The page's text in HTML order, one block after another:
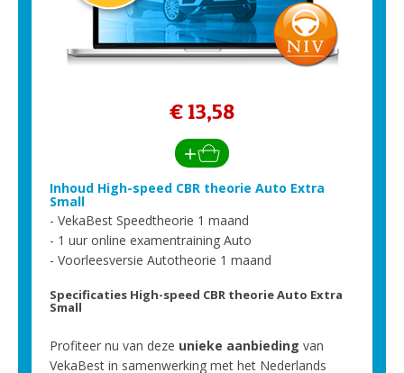
€ 13,58
Inhoud High-speed CBR theorie Auto Extra
Small
VekaBest Speedtheorie 1 maand
1 uur online examentraining Auto
Voorleesversie Autotheorie 1 maand
Specificaties High-speed CBR theorie Auto Extra
Small
Profiteer nu van deze unieke aanbieding van
VekaBest in samenwerking met het Nederlands